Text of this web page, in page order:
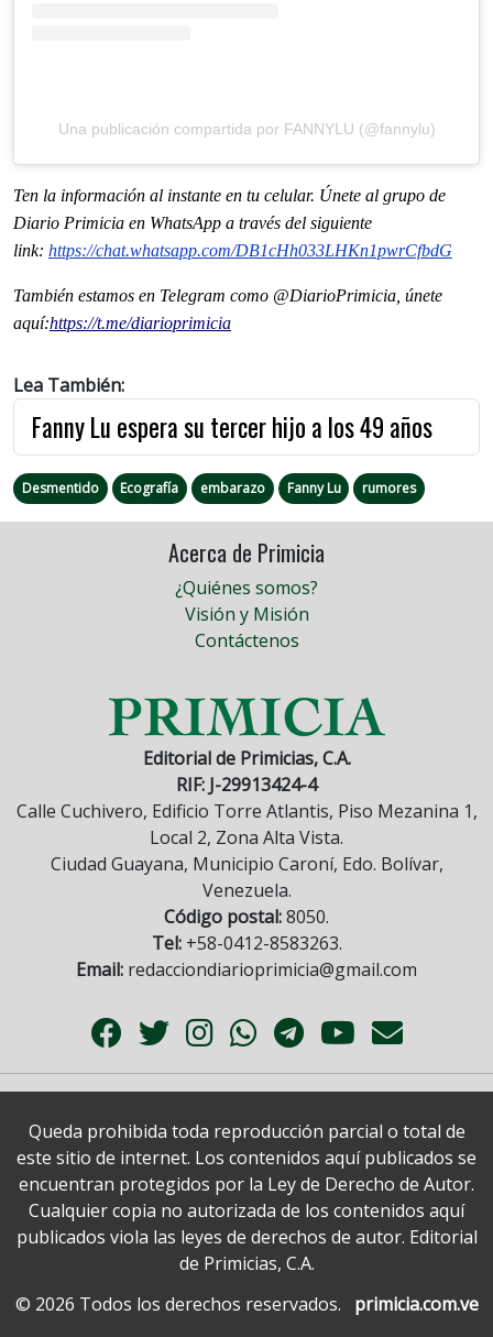
Una publicación compartida por FANNYLU (@fannylu)
Ten la información al instante en tu celular. Únete al grupo de
Diario Primicia en WhatsApp a través del siguiente
link: https://chat.whatsapp.com/DB1cHh033LHKn1pwrCfbdG
También estamos en Telegram como @DiarioPrimicia, únete
aquí:https://t.me/diarioprimicia
Lea También:
Fanny Lu espera su tercer hijo a los 49 años
Desmentido Ecografía embarazo Fanny Lu rumores
Acerca de Primicia
¿Quiénes somos?
Visión y Misión
Contáctenos
Editorial de Primicias, C.A.
RIF: J-29913424-4
Calle Cuchivero, Edificio Torre Atlantis, Piso Mezanina 1,
Local 2, Zona Alta Vista.
Ciudad Guayana, Municipio Caroní, Edo. Bolívar,
Venezuela.
Código postal:8050.
Tel:+58-0412-8583263.
Email: redacciondiarioprimicia@gmail.com
Queda prohibida toda reproducción parcial o total de
este sitio de internet. Los contenidos aquí publicados se
encuentran protegidos por la Ley de Derecho de Autor.
Cualquier copia no autorizada de los contenidos aquí
publicados viola las leyes de derechos de autor. Editorial
de Primicias, C.A.
© 2026 Todos los derechos reservados.
primicia.com.ve